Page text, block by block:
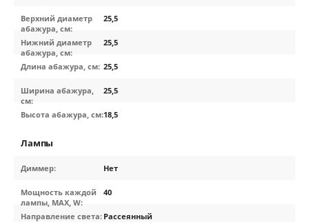
Верхний диаметр
абажура, см:
25,5
Нижний диаметр
абажура, см:
25,5
Длина абажура, см: 25,5
Ширина абажура,
см:
25,5
Высота абажура, см:18,5
Лампы
Диммер: Нет
Мощность каждой
лампы, MAX, W:
40
Направление света: Рассеянный